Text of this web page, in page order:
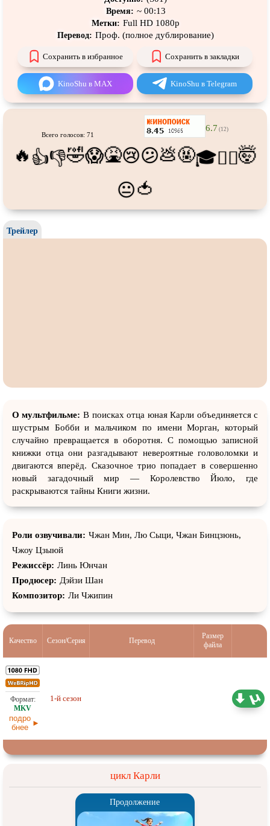
Про тюрьму
Про хакеров
катание
Про Юристов иАдвокатов Псевдодокументальный
Режиссёрская версия Роуд-муви
Ситком
Слэшер Стимпанк
Сцены собнажённой натурой Турецкий сериал
Время: ~ 00:13
Метки: Full HD 1080p
Перевод: Проф. (полное дублирование)
Сохранить в избранное Сохранить в закладки
KinoShu в MAX KinoShu в Telegram
Всего голосов: 71
6.7 (12)
🔥 👍👎🤣😱🤮😢😕💩🤬🎓😵‍💫🤯
😐🍅
Трейлер
О мультфильме: В поисках отца юная Карли объединяется с
шустрым Бобби и мальчиком по имени Морган, который
случайно превращается в оборотня. С помощью записной
книжки отца они разгадывают невероятные головоломки и
двигаются вперёд. Сказочное трио попадает в совершенно
новый загадочный мир — Королевство Йюло, где
раскрываются тайны Книги жизни.
Роли озвучивали: Чжан Мин, Лю Сыци, Чжан Бинцзюнь,
Чжоу Цзыюй
Режиссёр: Линь Юнчан
Продюсер: Дэйзи Шан
Композитор: Ли Чжипин
Качество Сезон/Серия Перевод
Размер
файла
подро
бнее
1-й сезон
цикл Карли
Продолжение